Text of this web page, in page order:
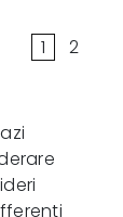
1 2